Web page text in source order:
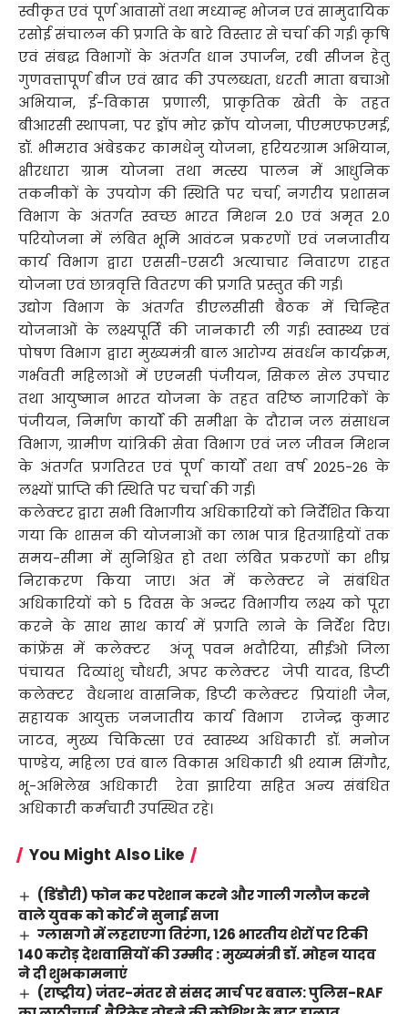
स्वीकृत एवं पूर्ण आवासों तथा मध्यान्ह भोजन एवं सामुदायिक
रसोई संचालन की प्रगति के बारे विस्तार से चर्चा की गई। कृषि
एवं संबद्ध विभागों के अंतर्गत धान उपार्जन, रबी सीजन हेतु
गुणवत्तापूर्ण बीज एवं खाद की उपलब्धता, धरती माता बचाओ
अभियान, ई-विकास प्रणाली, प्राकृतिक खेती के तहत
बीआरसी स्थापना, पर ड्रॉप मोर क्रॉप योजना, पीएमएफएमई,
डॉ. भीमराव अंबेडकर कामधेनु योजना, हरियरग्राम अभियान,
क्षीरधारा ग्राम योजना तथा मत्स्य पालन में आधुनिक
तकनीकों के उपयोग की स्थिति पर चर्चा, नगरीय प्रशासन
विभाग के अंतर्गत स्वच्छ भारत मिशन 2.0 एवं अमृत 2.0
परियोजना में लंबित भूमि आवंटन प्रकरणों एवं जनजातीय
कार्य विभाग द्वारा एससी-एसटी अत्याचार निवारण राहत
योजना एवं छात्रवृत्ति वितरण की प्रगति प्रस्तुत की गई।
उद्योग विभाग के अंतर्गत डीएलसीसी बैठक में चिन्हित
योजनाओं के लक्ष्यपूर्ति की जानकारी ली गई। स्वास्थ्य एवं
पोषण विभाग द्वारा मुख्यमंत्री बाल आरोग्य संवर्धन कार्यक्रम,
गर्भवती महिलाओं में एएनसी पंजीयन, सिकल सेल उपचार
तथा आयुष्मान भारत योजना के तहत वरिष्ठ नागरिकों के
पंजीयन, निर्माण कार्यों की समीक्षा के दौरान जल संसाधन
विभाग, ग्रामीण यांत्रिकी सेवा विभाग एवं जल जीवन मिशन
के अंतर्गत प्रगतिरत एवं पूर्ण कार्यों तथा वर्ष 2025-26 के
लक्ष्यों प्राप्ति की स्थिति पर चर्चा की गई।
कलेक्टर द्वारा सभी विभागीय अधिकारियों को निर्देशित किया
गया कि शासन की योजनाओं का लाभ पात्र हितग्राहियों तक
समय-सीमा में सुनिश्चित हो तथा लंबित प्रकरणों का शीघ्र
निराकरण किया जाए। अंत में कलेक्टर ने संबंधित
अधिकारियों को 5 दिवस के अन्दर विभागीय लक्ष्य को पूरा
करने के साथ साथ कार्य में प्रगति लाने के निर्देश दिए।
कांफ्रेंस में कलेक्टर अंजू पवन भदौरिया, सीईओ जिला
पंचायत दिव्यांशु चौधरी, अपर कलेक्टर जेपी यादव, डिप्टी
कलेक्टर वैधनाथ वासनिक, डिप्टी कलेक्टर प्रियांशी जैन,
सहायक आयुक्त जनजातीय कार्य विभाग राजेन्द्र कुमार
जाटव, मुख्य चिकित्सा एवं स्वास्थ्य अधिकारी डॉ. मनोज
पाण्डेय, महिला एवं बाल विकास अधिकारी श्री श्याम सिंगौर,
भू-अभिलेख अधिकारी रेवा झारिया सहित अन्य संबंधित
अधिकारी कर्मचारी उपस्थित रहे।
You Might Also Like
(डिंडौरी) फोन कर परेशान करने और गाली गलौज करने
वाले युवक को कोर्ट ने सुनाई सजा
ग्लासगो में लहराएगा तिरंगा, 126 भारतीय शेरों पर टिकी
140 करोड़ देशवासियों की उम्मीद : मुख्यमंत्री डॉ. मोहन यादव
ने दी शुभकामनाएं
(राष्ट्रीय) जंतर-मंतर से संसद मार्च पर बवाल: पुलिस-RAF